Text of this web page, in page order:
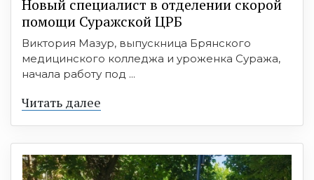
Новый специалист в отделении скорой
помощи Суражской ЦРБ
Виктория Мазур, выпускница Брянского
медицинского колледжа и уроженка Суража,
начала работу под ...
Читать далее